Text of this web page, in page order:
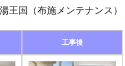
王国（布施メンテナンス）
工事後